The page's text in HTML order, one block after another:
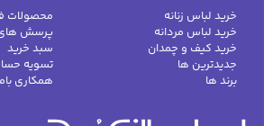
لباس زیر
و آزادی حرکت داشته باشد.
لیلیان مدمجموعه‌ای متنوع از
پسرانه را ارائه می‌دهد که برای
ورزش، مدرسه و حتی
مناسب است.
خرید لباس زنانه
خرید لباس مردانه
خرید کیف و چمدان
جدیدترین ها
برند ها
محصولات
پرسش
سبد خرید
تسویه
همکاری